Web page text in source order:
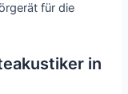
für die
in